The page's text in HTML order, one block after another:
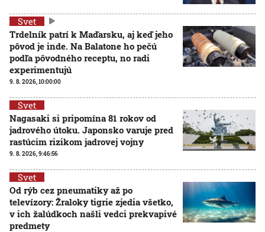
Svet
Trdelník patrí k Maďarsku, aj keď jeho
pôvod je inde. Na Balatone ho pečú
podľa pôvodného receptu, no radi
experimentujú
9. 8. 2026, 10:00:00
Svet
Nagasaki si pripomína 81 rokov od
jadrového útoku. Japonsko varuje pred
rastúcim rizikom jadrovej vojny
9. 8. 2026, 9:46:56
Svet
Od rýb cez pneumatiky až po
televízory: Žraloky tigrie zjedia všetko,
v ich žalúdkoch našli vedci prekvapivé
predmety